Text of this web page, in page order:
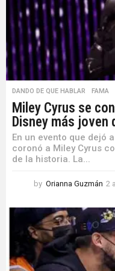
DANDO DE QUE HABLAR ,FAMA
Miley Cyrus se
Disney más joven
En un evento que dejó
coronó a Miley Cyrus
de la historia. La...
by Orianna Guzmán 2